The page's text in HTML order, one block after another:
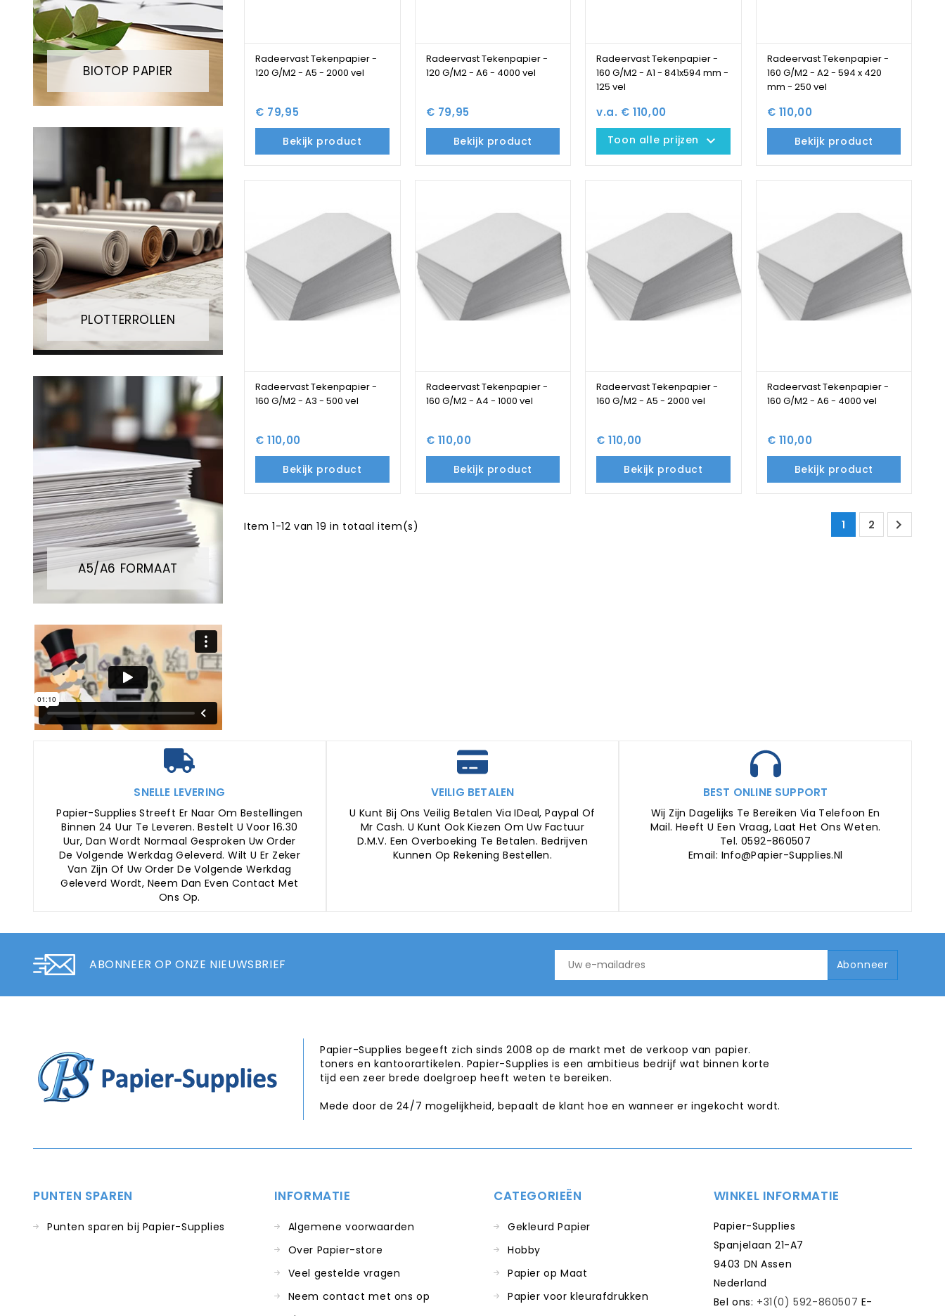
BIOTOP PAPIER
PLOTTERROLLEN
A5/A6 FORMAAT
Radeervast Tekenpapier -
120 G/M2 - A5 - 2000 vel
€ 79,95
Bekijk product
Radeervast Tekenpapier -
120 G/M2 - A6 - 4000 vel
€ 79,95
Bekijk product
Radeervast Tekenpapier -
160 G/M2 - A1 - 841x594 mm -
125 vel
v.a. € 110,00
Toon alle prijzen keyboard_arrow_down
Radeervast Tekenpapier -
160 G/M2 - A2 - 594 x 420
mm - 250 vel
€ 110,00
Bekijk product
Radeervast Tekenpapier -
160 G/M2 - A3 - 500 vel
€ 110,00
Bekijk product
Radeervast Tekenpapier -
160 G/M2 - A4 - 1000 vel
€ 110,00
Bekijk product
Radeervast Tekenpapier -
160 G/M2 - A5 - 2000 vel
€ 110,00
Bekijk product
Radeervast Tekenpapier -
160 G/M2 - A6 - 4000 vel
€ 110,00
Bekijk product
Item 1-12 van 19 in totaal item(s) 1 2 
SNELLE LEVERING
Papier-Supplies Streeft Er Naar Om Bestellingen
Binnen 24 Uur Te Leveren. Bestelt U Voor 16.30
Uur, Dan Wordt Normaal Gesproken Uw Order
De Volgende Werkdag Geleverd. Wilt U Er Zeker
Van Zijn Of Uw Order De Volgende Werkdag
Geleverd Wordt, Neem Dan Even Contact Met
Ons Op.
VEILIG BETALEN
U Kunt Bij Ons Veilig Betalen Via IDeal, Paypal Of
Mr Cash. U Kunt Ook Kiezen Om Uw Factuur
D.m.v. Een Overboeking Te Betalen. Bedrijven
Kunnen Op Rekening Bestellen.
BEST ONLINE SUPPORT
Wij Zijn Dagelijks Te Bereiken Via Telefoon En
Mail. Heeft U Een Vraag, Laat Het Ons Weten.
Tel. 0592-860507
Email: Info@papier-Supplies.nl
ABONNEER OP ONZE NIEUWSBRIEF
Papier-Supplies begeeft zich sinds 2008 op de markt met de verkoop van papier.
toners en kantoorartikelen. Papier-Supplies is een ambitieus bedrijf wat binnen korte
tijd een zeer brede doelgroep heeft weten te bereiken.
Mede door de 24/7 mogelijkheid, bepaalt de klant hoe en wanneer er ingekocht wordt.
PUNTEN SPAREN
Punten sparen bij Papier-Supplies
INFORMATIE
Algemene voorwaarden
Over Papier-store
Veel gestelde vragen
Neem contact met ons op
CATEGORIEËN
Gekleurd Papier
Hobby
Papier op Maat
Papier voor kleurafdrukken
WINKEL INFORMATIE
Papier-Supplies
Spanjelaan 21-A7
9403 DN Assen
Nederland
Bel ons: +31(0) 592-860507 E-